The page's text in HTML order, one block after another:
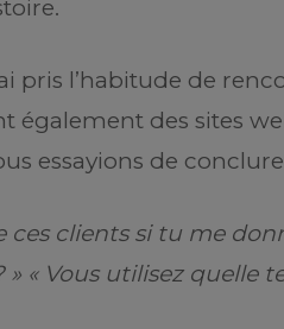
pris l’habitude de
également des sites
essayions de
ces clients si tu me
» « Vous utilisez quelle